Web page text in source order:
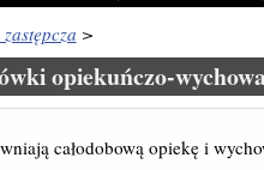
>
opiekuńczo-
całodobową opiekę i